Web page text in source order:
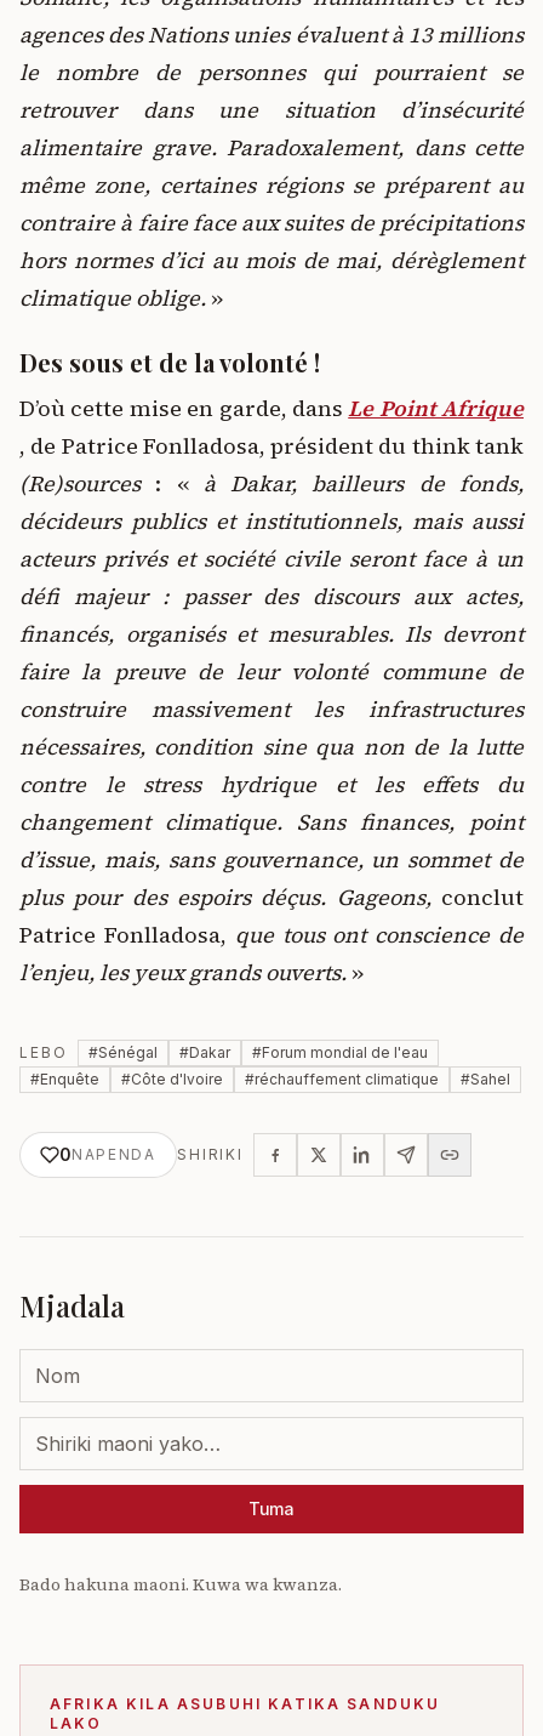
agences des Nations unies évaluent à 13 millions
le nombre de personnes qui pourraient se
retrouver dans une situation d’insécurité
alimentaire grave. Paradoxalement, dans cette
même zone, certaines régions se préparent au
contraire à faire face aux suites de précipitations
hors normes d’ici au mois de mai, dérèglement
climatique oblige. »
Des sous et de la volonté !
D’où cette mise en garde, dans Le Point Afrique
, de Patrice Fonlladosa, président du think tank
(Re)sources: « à Dakar, bailleurs de fonds,
décideurs publics et institutionnels, mais aussi
acteurs privés et société civile seront face à un
défi majeur : passer des discours aux actes,
financés, organisés et mesurables. Ils devront
faire la preuve de leur volonté commune de
construire massivement les infrastructures
nécessaires, condition sine qua non de la lutte
contre le stress hydrique et les effets du
changement climatique. Sans finances, point
d’issue, mais, sans gouvernance, un sommet de
plus pour des espoirs déçus. Gageons,conclut
Patrice Fonlladosa, que tous ont conscience de
l’enjeu, les yeux grands ouverts. »
LEBO #Sénégal #Dakar #Forum mondial de l'eau
#Enquête #Côte d'Ivoire #réchauffement climatique #Sahel
0NAPENDA SHIRIKI
Mjadala
Tuma
Bado hakuna maoni. Kuwa wa kwanza.
AFRIKA KILA ASUBUHI KATIKA SANDUKU
LAKO